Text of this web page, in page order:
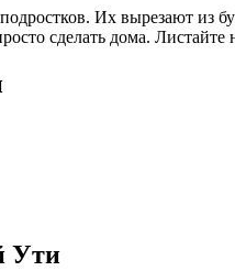
Их вырезают из
сделать дома.
Ути